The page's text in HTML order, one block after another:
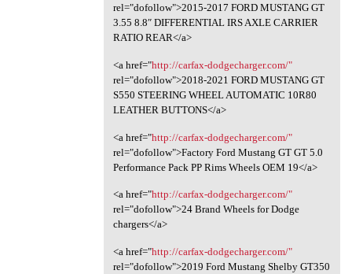
rel="dofollow">2015-2017 FORD MUSTANG GT
3.55 8.8″ DIFFERENTIAL IRS AXLE CARRIER
RATIO REAR</a>
<a href="http://carfax-dodgecharger.com/"
rel="dofollow">2018-2021 FORD MUSTANG GT
S550 STEERING WHEEL AUTOMATIC 10R80
LEATHER BUTTONS</a>
<a href="http://carfax-dodgecharger.com/"
rel="dofollow">Factory Ford Mustang GT GT 5.0
Performance Pack PP Rims Wheels OEM 19</a>
<a href="http://carfax-dodgecharger.com/"
rel="dofollow">24 Brand Wheels for Dodge
chargers</a>
<a href="http://carfax-dodgecharger.com/"
rel="dofollow">2019 Ford Mustang Shelby GT350